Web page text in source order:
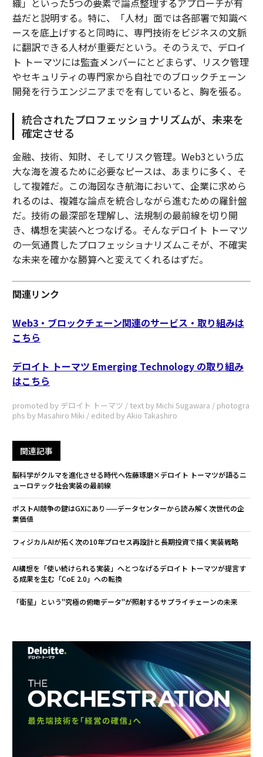
益だと説明する。特に、「人材」面では各部署で知識ベ
ースを底上げすると同時に、専門技術をビジネスの文脈
に翻訳できる人材が重要だという。そのうえで、デロイ
ト トーマツには監査メンバーにとどまらず、リスク管理
やセキュリティの専門家から自社でのブロックチェーン
開発を行うエンジニアまでを有していると、胸を張る。
統合されたプロフェッショナリズムが、未来を
確定させる
金融、技術、知財、そしてリスク管理。Web3という広
大な海を渡るために必要なピースは、あまりに多く、そ
して複雑だ。この海図なき航海において、企業に求めら
れるのは、複雑な論点を統合しながら進むための羅針盤
だ。技術の最深部を理解し、法規制の最前線を切り開
き、構想を実装へとつなげる。そんなデロイト トーマツ
の一気通貫したプロフェッショナリズムこそが、不確実
な未来を確かな勝算へと変えてくれるはずだ。
関連リンク
Web3・ブロックチェーン関連のサービス・取り組みは
こちら
デロイト トーマツ Emerging Technology の取り組み
はこちら
promoted by デロイト トーマツ / text by Michi Sugawara / photogra
phs by Masahiro Miki / edited by Akio Takashiro
関連記事
脳科学がクルマを進化させる時代へ――佐藤琢磨×デロイト トーマツが語るニ
ューロテック社会実装の最前線
ポストAI競争の鍵はGXにあり——データセンターから読み解く次世代の企
業価値
フィジカルAIが拓く次の10年――プロセス再設計と長期投資で描く実装戦略
AI構想を「使い続けられる実装」へとつなげる――デロイト トーマツが提言す
る成果を生む「CoE 2.0」への転換
「衛星」という"究極の俯瞰データ"が照射するサプライチェーンの未来